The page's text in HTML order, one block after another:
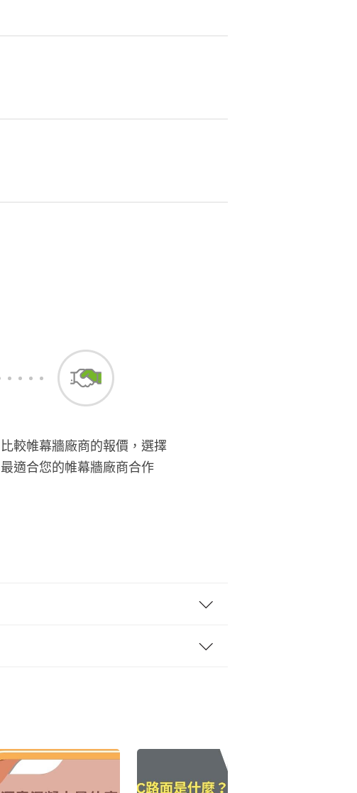
比較帷幕牆廠商的報價，選擇
最適合您的帷幕牆廠商合作